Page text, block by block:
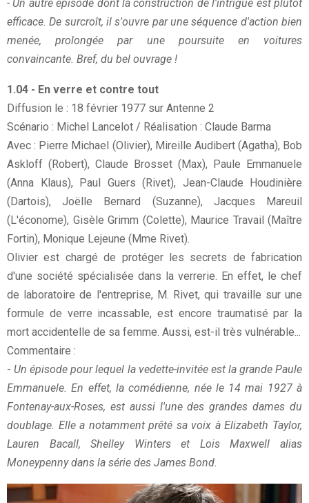
- Un autre épisode dont la construction de l'intrigue est plutôt
efficace. De surcroît, il s'ouvre par une séquence d'action bien
menée, prolongée par une poursuite en voitures
convaincante. Bref, du bel ouvrage !
1.04 - En verre et contre tout
Diffusion le : 18 février 1977 sur Antenne 2
Scénario : Michel Lancelot / Réalisation : Claude Barma
Avec : Pierre Michael (Olivier), Mireille Audibert (Agatha), Bob
Askloff (Robert), Claude Brosset (Max), Paule Emmanuele
(Anna Klaus), Paul Guers (Rivet), Jean-Claude Houdinière
(Dartois), Joëlle Bernard (Suzanne), Jacques Mareuil
(L'économe), Gisèle Grimm (Colette), Maurice Travail (Maître
Fortin), Monique Lejeune (Mme Rivet).
Olivier est chargé de protéger les secrets de fabrication
d'une société spécialisée dans la verrerie. En effet, le chef
de laboratoire de l'entreprise, M. Rivet, qui travaille sur une
formule de verre incassable, est encore traumatisé par la
mort accidentelle de sa femme. Aussi, est-il très vulnérable...
Commentaire :
- Un épisode pour lequel la vedette-invitée est la grande Paule
Emmanuele. En effet, la comédienne, née le 14 mai 1927 à
Fontenay-aux-Roses, est aussi l'une des grandes dames du
doublage. Elle a notamment prêté sa voix à Elizabeth Taylor,
Lauren Bacall, Shelley Winters et Lois Maxwell alias
Moneypenny dans la série des James Bond.